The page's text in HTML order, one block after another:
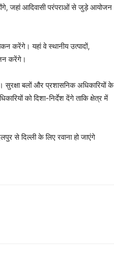
जहां आदिवासी परंपराओं से जुड़े आयोजन
करेंगे। यहां वे स्थानीय उत्पादों,
करेंगे।
सुरक्षा बलों और प्रशासनिक अधिकारियों के
को दिशा-निर्देश देंगे ताकि क्षेत्र में
से दिल्ली के लिए रवाना हो जाएंगे